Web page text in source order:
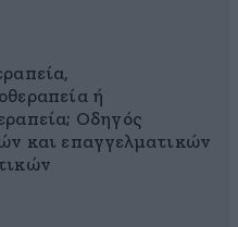
ή
Οδηγός
και επαγγελματικών